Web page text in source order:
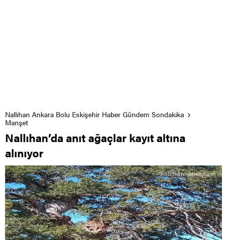
Nallıhan Ankara Bolu Eskişehir Haber Gündem Sondakika
Manşet
Nallıhan’da anıt ağaçlar kayıt altına
alınıyor